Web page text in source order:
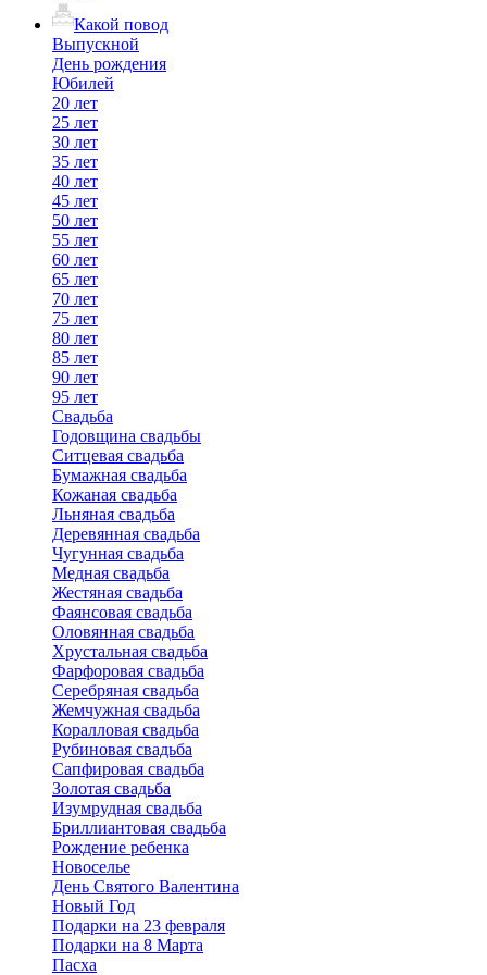
Какой повод
Выпускной
День рождения
Юбилей
20 лет
25 лет
30 лет
35 лет
40 лет
45 лет
50 лет
55 лет
60 лет
65 лет
70 лет
75 лет
80 лет
85 лет
90 лет
95 лет
Свадьба
Годовщина свадьбы
Ситцевая свадьба
Бумажная свадьба
Кожаная свадьба
Льняная свадьба
Деревянная свадьба
Чугунная свадьба
Медная свадьба
Жестяная свадьба
Фаянсовая свадьба
Оловянная свадьба
Хрустальная свадьба
Фарфоровая свадьба
Серебряная свадьба
Жемчужная свадьба
Коралловая свадьба
Рубиновая свадьба
Сапфировая свадьба
Золотая свадьба
Изумрудная свадьба
Бриллиантовая свадьба
Рождение ребенка
Новоселье
День Святого Валентина
Новый Год
Подарки на 23 февраля
Подарки на 8 Марта
Пасха